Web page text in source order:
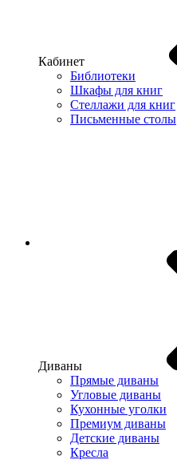
Кабинет
Библиотеки
Шкафы для книг
Стеллажи для книг
Письменные столы
Диваны
Прямые диваны
Угловые диваны
Кухонные уголки
Премиум диваны
Детские диваны
Кресла